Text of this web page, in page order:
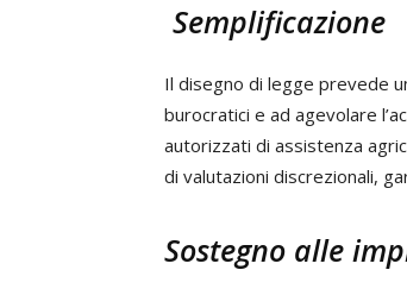
Semplificazione
Il disegno di legge prevede
burocratici e ad agevolare
autorizzati di assistenza
di valutazioni discrezionali,
Sostegno alle